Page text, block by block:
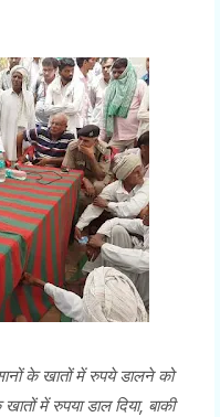
के खातों में रुपये डालने को
में रुपया डाल दिया, बाकी